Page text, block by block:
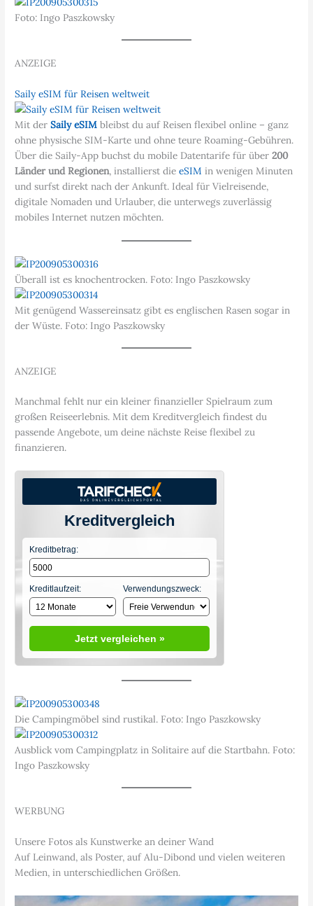
Foto: Ingo Paszkowsky
ANZEIGE
Saily eSIM für Reisen weltweit
Mit derSaily eSIM bleibst du auf Reisen flexibel online – ganz
ohne physische SIM-Karte und ohne teure Roaming-Gebühren.
Über die Saily-App buchst du mobile Datentarife für über200
Länder und Regionen, installierst dieeSIM in wenigen Minuten
und surfst direkt nach der Ankunft. Ideal für Vielreisende,
digitale Nomaden und Urlauber, die unterwegs zuverlässig
mobiles Internet nutzen möchten.
Überall ist es knochentrocken. Foto: Ingo Paszkowsky
Mit genügend Wassereinsatz gibt es englischen Rasen sogar in
der Wüste. Foto: Ingo Paszkowsky
ANZEIGE
Manchmal fehlt nur ein kleiner finanzieller Spielraum zum
großen Reiseerlebnis. Mit dem Kreditvergleich findest du
passende Angebote, um deine nächste Reise flexibel zu
finanzieren.
Kreditvergleich
Kreditbetrag:
Kreditlaufzeit: Verwendungszweck:
Jetzt vergleichen »
Die Campingmöbel sind rustikal. Foto: Ingo Paszkowsky
Ausblick vom Campingplatz in Solitaire auf die Startbahn. Foto:
Ingo Paszkowsky
WERBUNG
Unsere Fotos als Kunstwerke an deiner Wand
Auf Leinwand, als Poster, auf Alu-Dibond und vielen weiteren
Medien, in unterschiedlichen Größen.